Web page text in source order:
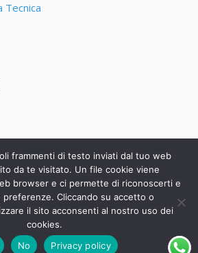
Tecnica
Calderone copyright 2025
frammenti di testo inviati dal tuo web
da te visitato. Un file cookie viene
browser e ci permette di riconoscerti e
preferenze. Cliccando su accetto o
il sito acconsenti al nostro uso dei
cookies.
No Privacy policy